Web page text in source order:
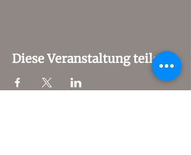
Diese Veranstaltung teilen